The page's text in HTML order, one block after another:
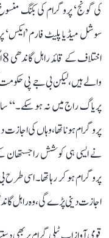
کی گونج‘ پروگرام کی بکنگ
سوشل میڈیا پلیٹ فارم
والے ہیں، لیکن بی جے پی
پریاگ راج میں نہ ہو سکے۔‘‘
پروگرام ہونا تھا، وہاں کی
نے ایسی ہی کوشش راجستھان کے
پروگرام ہو کر رہا تھا۔ اسی
اجازت دینی پڑے گی، وہ راہل